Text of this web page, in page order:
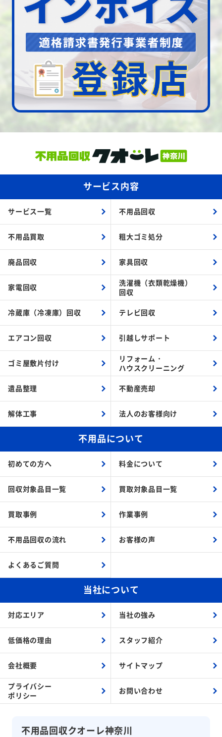
不用品回収クオーレ神奈川
サービス内容
サービス一覧 不用品回収
不用品買取 粗大ゴミ処分
廃品回収 家具回収
家電回収
洗濯機（衣類乾燥機）
回収
冷蔵庫（冷凍庫）回収 テレビ回収
エアコン回収 引越しサポート
ゴミ屋敷片付け
リフォーム・
ハウスクリーニング
遺品整理 不動産売却
解体工事 法人のお客様向け
不用品について
初めての方へ 料金について
回収対象品目一覧 買取対象品目一覧
買取事例 作業事例
不用品回収の流れ お客様の声
よくあるご質問
当社について
対応エリア 当社の強み
低価格の理由 スタッフ紹介
会社概要 サイトマップ
プライバシー
ポリシー
お問い合わせ